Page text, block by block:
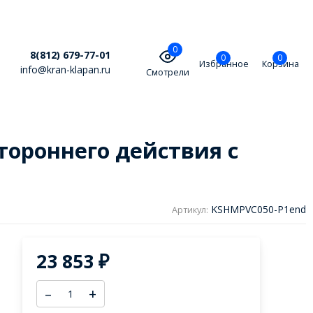
8(812) 679-77-01
info@kran-klapan.ru
0
Смотрели
0
Избранное
0
Корзина
действия с
Артикул: KSHMPVC050-P1end
23 853 ₽
– +